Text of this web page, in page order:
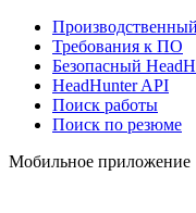
Требования к ПО
Безопасный
HeadHunter API
Поиск работы
Поиск по резюме
Мобильное приложение